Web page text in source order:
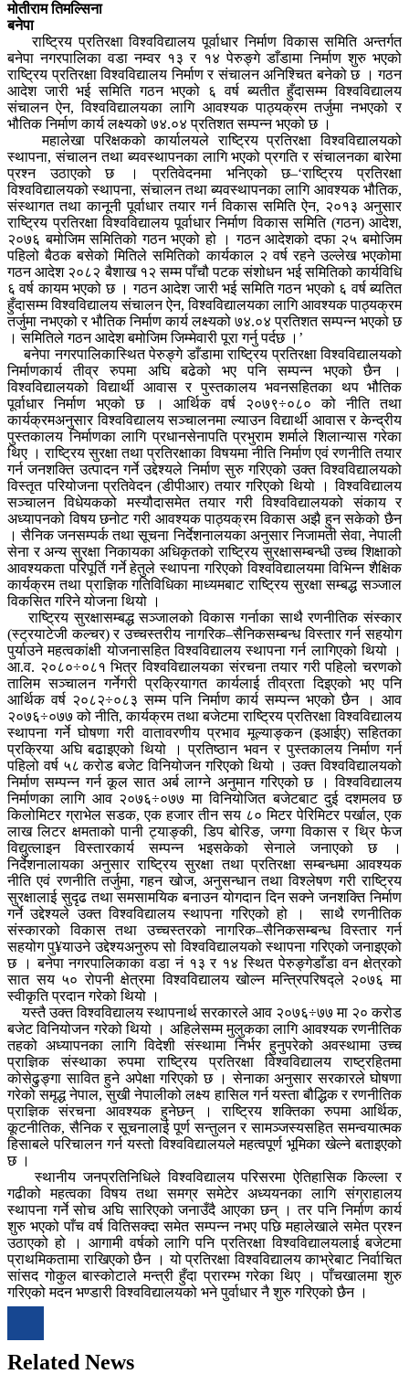
मोतीराम तिमल्सिना
बनेपा
राष्ट्रिय प्रतिरक्षा विश्वविद्यालय पूर्वाधार निर्माण विकास समिति अन्तर्गत
बनेपा नगरपालिका वडा नम्वर १३ र १४ पेरुङ्गे डाँडामा निर्माण शुरु भएको
राष्ट्रिय प्रतिरक्षा विश्वविद्यालय निर्माण र संचालन अनिश्चित बनेको छ । गठन
आदेश जारी भई समिति गठन भएको ६ वर्ष ब्यतीत हुँदासम्म विश्वविद्यालय
संचालन ऐन, विश्वविद्यालयका लागि आवश्यक पाठ्यक्रम तर्जुमा नभएको र
भौतिक निर्माण कार्य लक्ष्यको ७४.०४ प्रतिशत सम्पन्न भएको छ ।
महालेखा परिक्षकको कार्यालयले राष्ट्रिय प्रतिरक्षा विश्वविद्यालयको
स्थापना, संचालन तथा ब्यवस्थापनका लागि भएको प्रगति र संचालनका बारेमा
प्रश्न उठाएको छ । प्रतिवेदनमा भनिएको छ–‘राष्ट्रिय प्रतिरक्षा
विश्वविद्यालयको स्थापना, संचालन तथा ब्यवस्थापनका लागि आवश्यक भौतिक,
संस्थागत तथा कानूनी पूर्वाधार तयार गर्न विकास समिति ऐन, २०१३ अनुसार
राष्ट्रिय प्रतिरक्षा विश्वविद्यालय पूर्वाधार निर्माण विकास समिति (गठन) आदेश,
२०७६ बमोजिम समितिको गठन भएको हो । गठन आदेशको दफा २५ बमोजिम
पहिलो बैठक बसेको मितिले समितिको कार्यकाल २ वर्ष रहने उल्लेख भएकोमा
गठन आदेश २०८२ बैशाख १२ सम्म पाँचौ पटक संशोधन भई समितिको कार्यविधि
६ वर्ष कायम भएको छ । गठन आदेश जारी भई समिति गठन भएको ६ वर्ष ब्यतित
हुँदासम्म विश्वविद्यालय संचालन ऐन, विश्वविद्यालयका लागि आवश्यक पाठ्यक्रम
तर्जुमा नभएको र भौतिक निर्माण कार्य लक्ष्यको ७४.०४ प्रतिशत सम्पन्न भएको छ
। समितिले गठन आदेश बमोजिम जिम्मेवारी पूरा गर्नु पर्दछ ।’
बनेपा नगरपालिकास्थित पेरुङ्गे डाँडामा राष्ट्रिय प्रतिरक्षा विश्वविद्यालयको
निर्माणकार्य तीव्र रुपमा अघि बढेको भए पनि सम्पन्न भएको छैन ।
विश्वविद्यालयको विद्यार्थी आवास र पुस्तकालय भवनसहितका थप भौतिक
पूर्वाधार निर्माण भएको छ । आर्थिक वर्ष २०७९÷०८० को नीति तथा
कार्यक्रमअनुसार विश्वविद्यालय सञ्चालनमा ल्याउन विद्यार्थी आवास र केन्द्रीय
पुस्तकालय निर्माणका लागि प्रधानसेनापति प्रभुराम शर्माले शिलान्यास गरेका
थिए । राष्ट्रिय सुरक्षा तथा प्रतिरक्षाका विषयमा नीति निर्माण एवं रणनीति तयार
गर्न जनशक्ति उत्पादन गर्ने उद्देश्यले निर्माण सुरु गरिएको उक्त विश्वविद्यालयको
विस्तृत परियोजना प्रतिवेदन (डीपीआर) तयार गरिएको थियो । विश्वविद्यालय
सञ्चालन विधेयकको मस्यौदासमेत तयार गरी विश्वविद्यालयको संकाय र
अध्यापनको विषय छनोट गरी आवश्यक पाठ्यक्रम विकास अझै हुन सकेको छैन
। सैनिक जनसम्पर्क तथा सूचना निर्देशनालयका अनुसार निजामती सेवा, नेपाली
सेना र अन्य सुरक्षा निकायका अधिकृतको राष्ट्रिय सुरक्षासम्बन्धी उच्च शिक्षाको
आवश्यकता परिपूर्ति गर्ने हेतुले स्थापना गरिएको विश्वविद्यालयमा विभिन्न शैक्षिक
कार्यक्रम तथा प्राज्ञिक गतिविधिका माध्यमबाट राष्ट्रिय सुरक्षा सम्बद्ध सञ्जाल
विकसित गरिने योजना थियो ।
राष्ट्रिय सुरक्षासम्बद्ध सञ्जालको विकास गर्नाका साथै रणनीतिक संस्कार
(स्ट्रयाटेजी कल्चर) र उच्चस्तरीय नागरिक–सैनिकसम्बन्ध विस्तार गर्न सहयोग
पुर्याउने महत्वकांक्षी योजनासहित विश्वविद्यालय स्थापना गर्न लागिएको थियो ।
आ.व. २०८०÷०८१ भित्र विश्वविद्यालयका संरचना तयार गरी पहिलो चरणको
तालिम सञ्चालन गर्नेगरी प्रक्रियागत कार्यलाई तीव्रता दिइएको भए पनि
आर्थिक वर्ष २०८२÷०८३ सम्म पनि निर्माण कार्य सम्पन्न भएको छैन । आव
२०७६÷०७७ को नीति, कार्यक्रम तथा बजेटमा राष्ट्रिय प्रतिरक्षा विश्वविद्यालय
स्थापना गर्ने घोषणा गरी वातावरणीय प्रभाव मूल्याङ्कन (इआईए) सहितका
प्रक्रिया अघि बढाइएको थियो । प्रतिष्ठान भवन र पुस्तकालय निर्माण गर्न
पहिलो वर्ष ५८ करोड बजेट विनियोजन गरिएको थियो । उक्त विश्वविद्यालयको
निर्माण सम्पन्न गर्न कूल सात अर्ब लाग्ने अनुमान गरिएको छ । विश्वविद्यालय
निर्माणका लागि आव २०७६÷०७७ मा विनियोजित बजेटबाट दुई दशमलव छ
किलोमिटर ग्राभेल सडक, एक हजार तीन सय ८० मिटर पेरिमिटर पर्खाल, एक
लाख लिटर क्षमताको पानी ट्याङ्की, डिप बोरिङ, जग्गा विकास र थ्रि फेज
विद्युत्लाइन विस्तारकार्य सम्पन्न भइसकेको सेनाले जनाएको छ ।
निर्देशनालायका अनुसार राष्ट्रिय सुरक्षा तथा प्रतिरक्षा सम्बन्धमा आवश्यक
नीति एवं रणनीति तर्जुमा, गहन खोज, अनुसन्धान तथा विश्लेषण गरी राष्ट्रिय
सुरक्षालाई सुदृढ तथा समसामयिक बनाउन योगदान दिन सक्ने जनशक्ति निर्माण
गर्ने उद्देश्यले उक्त विश्वविद्यालय स्थापना गरिएको हो । साथै रणनीतिक
संस्कारको विकास तथा उच्चस्तरको नागरिक–सैनिकसम्बन्ध विस्तार गर्न
सहयोग पु¥याउने उद्देश्यअनुरुप सो विश्वविद्यालयको स्थापना गरिएको जनाइएको
छ । बनेपा नगरपालिकाका वडा नं १३ र १४ स्थित पेरुङ्गेडाँडा वन क्षेत्रको
सात सय ५० रोपनी क्षेत्रमा विश्वविद्यालय खोल्न मन्त्रिपरिषद्ले २०७६ मा
स्वीकृति प्रदान गरेको थियो ।
यस्तै उक्त विश्वविद्यालय स्थापनार्थ सरकारले आव २०७६÷७७ मा २० करोड
बजेट विनियोजन गरेको थियो । अहिलेसम्म मुलुकका लागि आवश्यक रणनीतिक
तहको अध्यापनका लागि विदेशी संस्थामा निर्भर हुनुपरेको अवस्थामा उच्च
प्राज्ञिक संस्थाका रुपमा राष्ट्रिय प्रतिरक्षा विश्वविद्यालय राष्ट्रहितमा
कोसेढुङ्गा सावित हुने अपेक्षा गरिएको छ । सेनाका अनुसार सरकारले घोषणा
गरेको समृद्ध नेपाल, सुखी नेपालीको लक्ष्य हासिल गर्न यस्ता बौद्धिक र रणनीतिक
प्राज्ञिक संरचना आवश्यक हुनेछन् । राष्ट्रिय शक्तिका रुपमा आर्थिक,
कूटनीतिक, सैनिक र सूचनालाई पूर्ण सन्तुलन र सामञ्जस्यसहित समन्वयात्मक
हिसाबले परिचालन गर्न यस्तो विश्वविद्यालयले महत्वपूर्ण भूमिका खेल्ने बताइएको
छ ।
स्थानीय जनप्रतिनिधिले विश्वविद्यालय परिसरमा ऐतिहासिक किल्ला र
गढीको महत्वका विषय तथा समग्र समेटेर अध्ययनका लागि संग्राहालय
स्थापना गर्ने सोच अघि सारिएको जनाउँदै आएका छन् । तर पनि निर्माण कार्य
शुरु भएको पाँच वर्ष वितिसक्दा समेत सम्पन्न नभए पछि महालेखाले समेत प्रश्न
उठाएको हो । आगामी वर्षको लागि पनि प्रतिरक्षा विश्वविद्यालयलाई बजेटमा
प्राथमिकतामा राखिएको छैन । यो प्रतिरक्षा विश्वविद्यालय काभ्रेबाट निर्वाचित
सांसद गोकुल बास्कोटाले मन्त्री हुँदा प्रारम्भ गरेका थिए । पाँचखालमा शुरु
गरिएको मदन भण्डारी विश्वविद्यालयको भने पुर्वाधार नै शुरु गरिएको छैन ।
Related News